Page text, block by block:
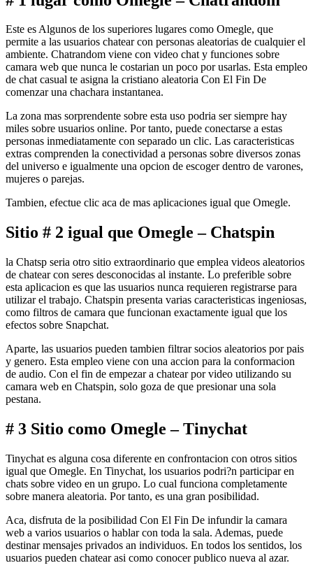
Este es Algunos de los superiores lugares como Omegle, que
permite a las usuarios chatear con personas aleatorias de cualquier el
ambiente. Chatrandom viene con video chat y funciones sobre
camara web que nunca le costarian un poco por usarlas. Esta empleo
de chat casual te asigna la cristiano aleatoria Con El Fin De
comenzar una chachara instantanea.
La zona mas sorprendente sobre esta uso podri­a ser siempre hay
miles sobre usuarios online. Por tanto, puede conectarse a estas
personas inmediatamente con separado un clic. Las caracteristicas
extras comprenden la conectividad a personas sobre diversos zonas
del universo e igualmente una opcion de escoger dentro de varones,
mujeres o parejas.
Tambien, efectue clic aca de mas aplicaciones igual que Omegle.
Sitio # 2 igual que Omegle – Chatspin
la Chatsp seri­a otro sitio extraordinario que emplea videos aleatorios
de chatear con seres desconocidas al instante. Lo preferible sobre
esta aplicacion es que las usuarios nunca requieren registrarse para
utilizar el trabajo. Chatspin presenta varias caracteristicas ingeniosas,
como filtros de camara que funcionan exactamente igual que los
efectos sobre Snapchat.
Aparte, las usuarios pueden tambien filtrar socios aleatorios por pais
y genero. Esta empleo viene con una accion para la conformacion
de audio. Con el fin de empezar a chatear por video utilizando su
camara web en Chatspin, solo goza de que presionar una sola
pestana.
# 3 Sitio como Omegle – Tinychat
Tinychat es alguna cosa diferente en confrontacion con otros sitios
igual que Omegle. En Tinychat, los usuarios podri?n participar en
chats sobre video en un grupo. Lo cual funciona completamente
sobre manera aleatoria. Por tanto, es una gran posibilidad.
Aca, disfruta de la posibilidad Con El Fin De infundir la camara
web a varios usuarios o hablar con toda la sala. Ademas, puede
destinar mensajes privados an individuos. En todos los sentidos, los
usuarios pueden chatear asi­ como conocer publico nueva al azar.